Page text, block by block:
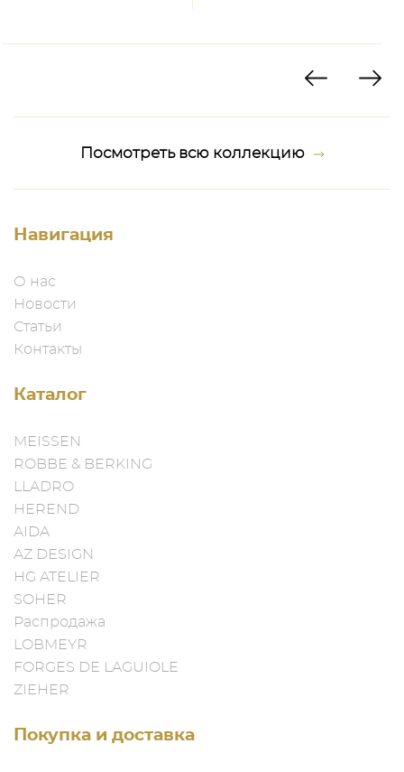
Посмотреть всю коллекцию
Навигация
О нас
Новости
Статьи
Контакты
Каталог
MEISSEN
ROBBE & BERKING
LLADRO
HEREND
AIDA
AZ DESIGN
HG ATELIER
SOHER
Распродажа
LOBMEYR
FORGES DE LAGUIOLE
ZIEHER
Покупка и доставка